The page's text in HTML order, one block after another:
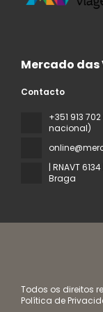
Mercado das
Contacto
+351 913
nacional)
| RNAVT
Braga
Todos os direitos
Política de